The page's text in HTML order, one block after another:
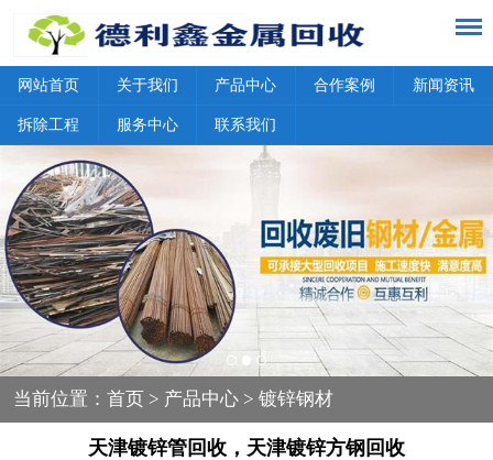
网站首页 关于我们 产品中心 合作案例 新闻资讯
拆除工程 服务中心 联系我们
当前位置： 首页> 产品中心> 镀锌钢材
天津镀锌管回收，天津镀锌方钢回收